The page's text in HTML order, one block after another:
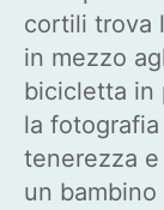
cortili trova
in mezzo
bicicletta in
la
tenerezza
un